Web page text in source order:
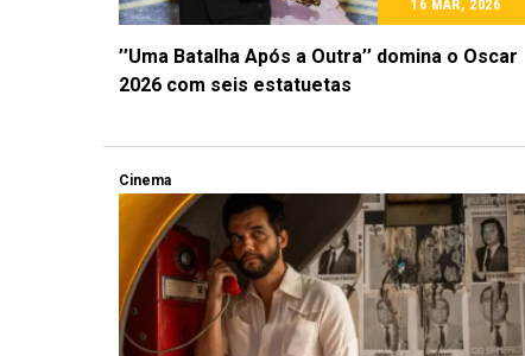
16 MAR, 2026
’’Uma Batalha Após a Outra’’ domina o Oscar
2026 com seis estatuetas
Cinema